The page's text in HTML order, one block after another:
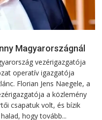
Magyarországnál
vezérigazgatója
operatív igazgatója
Florian Jens Naegele, a
a közlemény
csapatuk volt, és bízik
hogy tovább...